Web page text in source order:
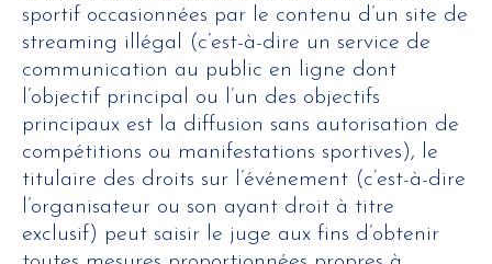
sportif occasionnées par le contenu d’un site de
streaming illégal (c’est-à-dire un service de
communication au public en ligne dont
l’objectif principal ou l’un des objectifs
principaux est la diffusion sans autorisation de
compétitions ou manifestations sportives), le
titulaire des droits sur l’événement (c’est-à-dire
l’organisateur ou son ayant droit à titre
exclusif) peut saisir le juge aux fins d’obtenir